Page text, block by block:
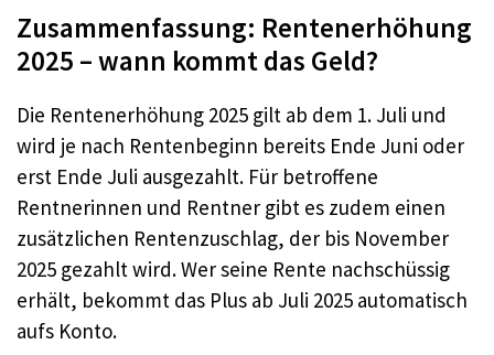
Zusammenfassung: Rentenerhöhung
2025 – wann kommt das Geld?
Die Rentenerhöhung 2025 gilt ab dem 1. Juli und
wird je nach Rentenbeginn bereits Ende Juni oder
erst Ende Juli ausgezahlt. Für betroffene
Rentnerinnen und Rentner gibt es zudem einen
zusätzlichen Rentenzuschlag, der bis November
2025 gezahlt wird. Wer seine Rente nachschüssig
erhält, bekommt das Plus ab Juli 2025 automatisch
aufs Konto.